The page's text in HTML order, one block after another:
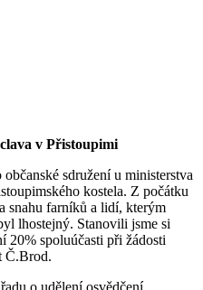
v Přistoupimi
sdružení u ministerstva
kostela. Z počátku
snahu farníků a lidí, kterým
lhostejný. Stanovili jsme si
20% spoluúčasti při žádosti
Č.Brod.